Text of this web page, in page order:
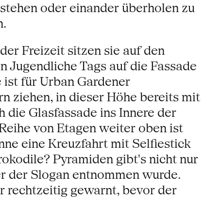
oder einander überholen zu
Freizeit sitzen sie auf den
Jugendliche Tags auf die Fassade
ist für Urban Gardener
ziehen, in dieser Höhe bereits mit
Glasfassade ins Innere der
von Etagen weiter oben ist
eine Kreuzfahrt mit Selfiestick
Pyramiden gibt's nicht nur
der Slogan entnommen wurde.
rechtzeitig gewarnt, bevor der